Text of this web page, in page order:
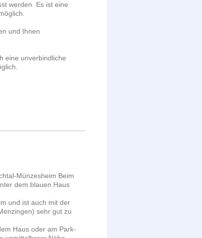
werden. Es ist eine
und Ihnen
eine unverbindliche
Münzesheim Beim
dem blauen Haus
und ist auch mit der
sehr gut zu
Haus oder am Park-